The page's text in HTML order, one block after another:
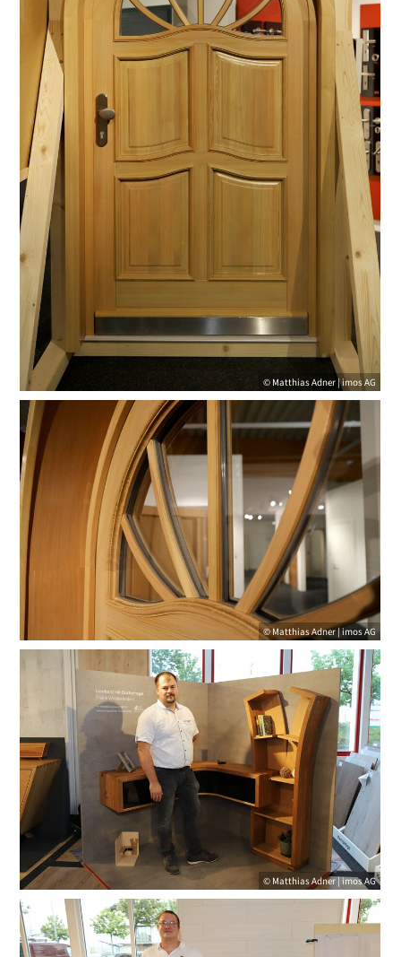
© Matthias Adner | imos AG
© Matthias Adner | imos AG
© Matthias Adner | imos AG